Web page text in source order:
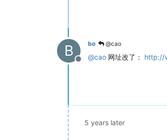
B
Offline
bo @cao
@cao 网址改了： http://
5 years later